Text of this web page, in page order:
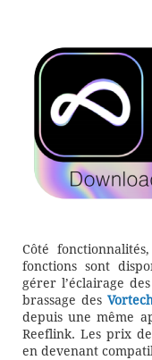
Côté
fonctions sont
gérer l’éclairage
brassage des
depuis une même
Reeflink. Les prix
en devenant